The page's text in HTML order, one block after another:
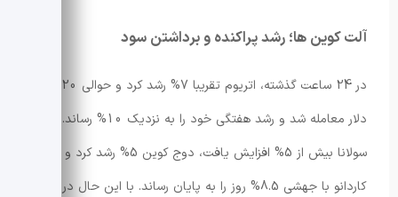
آلت کوین ها؛ رشد پراکنده و برداشتن سود
در 24 ساعت گذشته، اتریوم تقریبا 7% رشد کرد و حوالی 3,320
دلار معامله شد و رشد هفتگی خود را به نزدیک 10% رساند.
سولانا بیش از 5% افزایش یافت، دوج کوین 5% رشد کرد و
کاردانو با جهشی 8.5% روز را به پایان رساند. با این حال در